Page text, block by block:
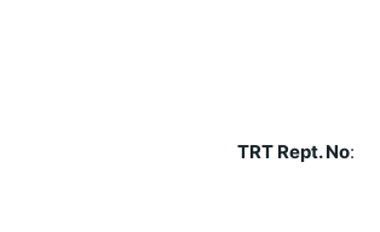
TRT Rept. No: